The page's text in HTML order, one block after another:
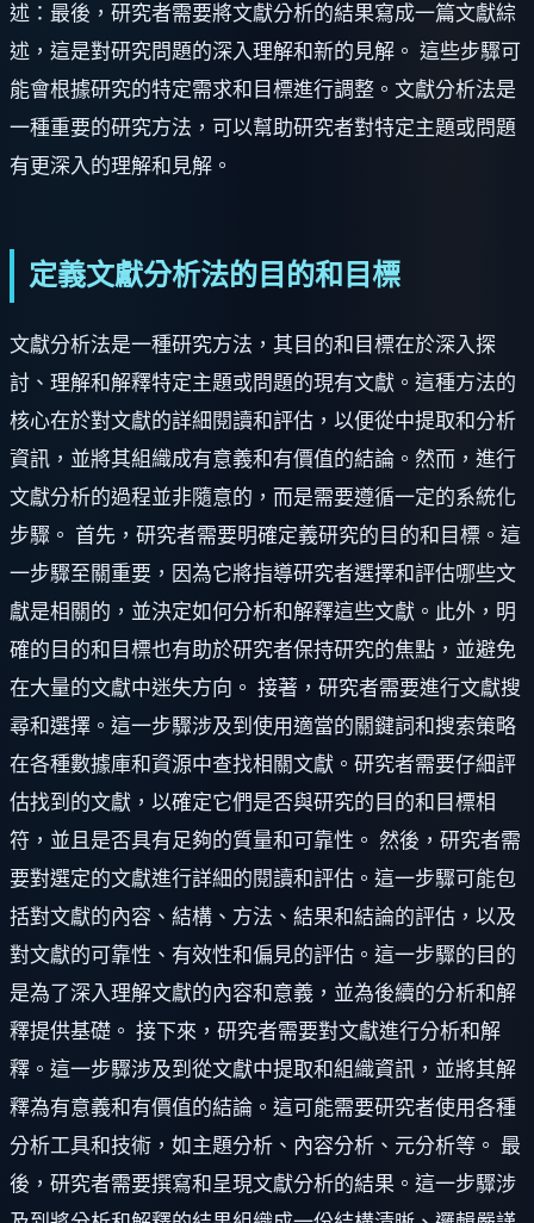
述：最後，研究者需要將文獻分析的結果寫成一篇文獻綜
述，這是對研究問題的深入理解和新的見解。 這些步驟可
能會根據研究的特定需求和目標進行調整。文獻分析法是
一種重要的研究方法，可以幫助研究者對特定主題或問題
有更深入的理解和見解。
定義文獻分析法的目的和目標
文獻分析法是一種研究方法，其目的和目標在於深入探
討、理解和解釋特定主題或問題的現有文獻。這種方法的
核心在於對文獻的詳細閱讀和評估，以便從中提取和分析
資訊，並將其組織成有意義和有價值的結論。然而，進行
文獻分析的過程並非隨意的，而是需要遵循一定的系統化
步驟。 首先，研究者需要明確定義研究的目的和目標。這
一步驟至關重要，因為它將指導研究者選擇和評估哪些文
獻是相關的，並決定如何分析和解釋這些文獻。此外，明
確的目的和目標也有助於研究者保持研究的焦點，並避免
在大量的文獻中迷失方向。 接著，研究者需要進行文獻搜
尋和選擇。這一步驟涉及到使用適當的關鍵詞和搜索策略
在各種數據庫和資源中查找相關文獻。研究者需要仔細評
估找到的文獻，以確定它們是否與研究的目的和目標相
符，並且是否具有足夠的質量和可靠性。 然後，研究者需
要對選定的文獻進行詳細的閱讀和評估。這一步驟可能包
括對文獻的內容、結構、方法、結果和結論的評估，以及
對文獻的可靠性、有效性和偏見的評估。這一步驟的目的
是為了深入理解文獻的內容和意義，並為後續的分析和解
釋提供基礎。 接下來，研究者需要對文獻進行分析和解
釋。這一步驟涉及到從文獻中提取和組織資訊，並將其解
釋為有意義和有價值的結論。這可能需要研究者使用各種
分析工具和技術，如主題分析、內容分析、元分析等。 最
後，研究者需要撰寫和呈現文獻分析的結果。這一步驟涉